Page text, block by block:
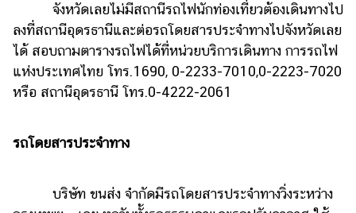
จังหวัดเลยไม่มีสถานีรถไฟนักท่องเที่ยวต้องเดินทางไป
ลงที่สถานีอุดรธานีและต่อรถโดยสารประจำทางไปจังหวัดเลย
ได้ สอบถามตารางรถไฟได้ที่หน่วยบริการเดินทาง การรถไฟ
แห่งประเทศไทย โทร.1690, 0-2233-7010,0-2223-7020
หรือ สถานีอุดรธานี โทร.0-4222-2061
รถโดยสารประจำทาง
บริษัท ขนส่ง จำกัดมีรถโดยสารประจำทางวิ่งระหว่าง